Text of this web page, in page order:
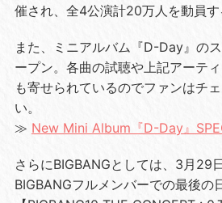
催され、全4公演計20万人を動員す
また、ミニアルバム『D-Day』の
ープン。各曲の試聴や上記アーテ
も寄せられているのでファンはチ
い。
≫ New Mini Album『D-Day』
さらにBIGBANGとしては、3月29
BIGBANGフルメンバーでの最後の